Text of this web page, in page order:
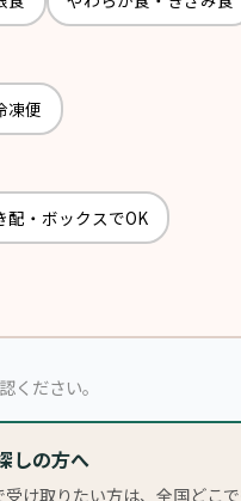
凍便
配・ボックスでOK
ください。
しの方へ
け取りたい方は、全国どこ